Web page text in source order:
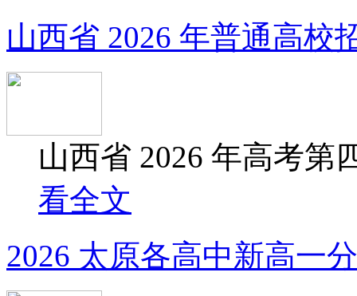
山西省 2026 年普通高校
山西省 2026 年高考第
看全文
2026 太原各高中新高一